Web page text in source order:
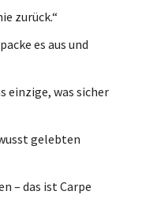
zurück.“
es aus und
einzige, was sicher
gelebten
– das ist Carpe